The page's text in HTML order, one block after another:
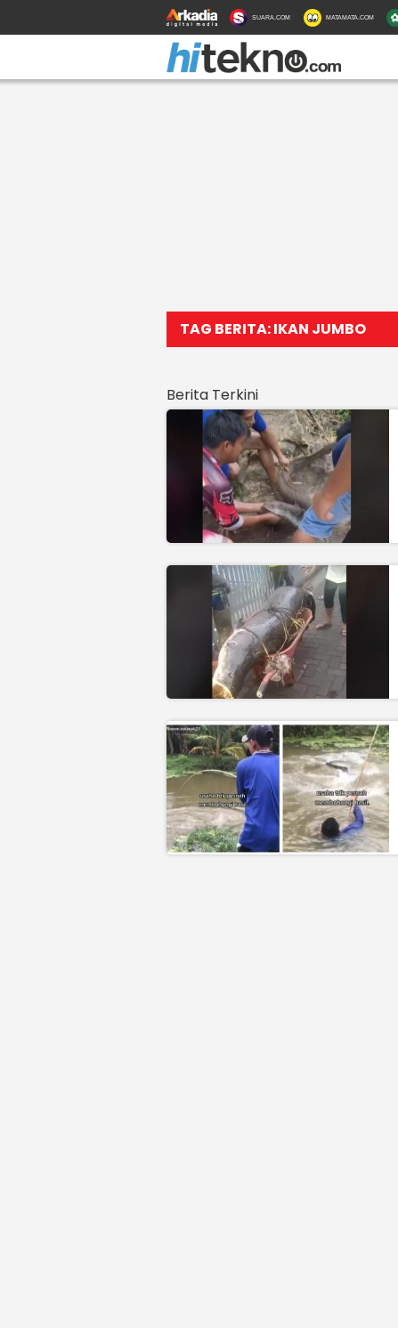
SUARA.COM MATAMATA.COM
TAG BERITA: IKAN JUMBO
Berita Terkini